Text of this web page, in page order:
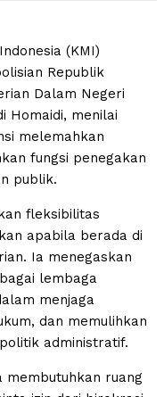
(KMI)
Republik
Dalam Negeri
Homaidi, menilai
melemahkan
fungsi penegakan
publik.
fleksibilitas
apabila berada di
Ia menegaskan
lembaga
menjaga
dan memulihkan
administratif.
membutuhkan ruang